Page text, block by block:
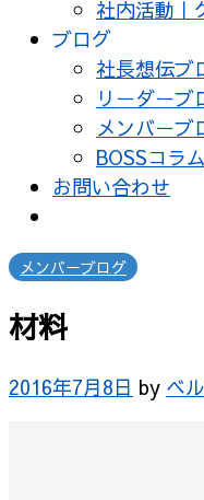
社内活動｜
ブログ
社長想伝ブ
リーダーブ
メンバーブ
BOSSコラム
お問い合わせ
メンバーブログ
材料
2016年7月8日 by ベ